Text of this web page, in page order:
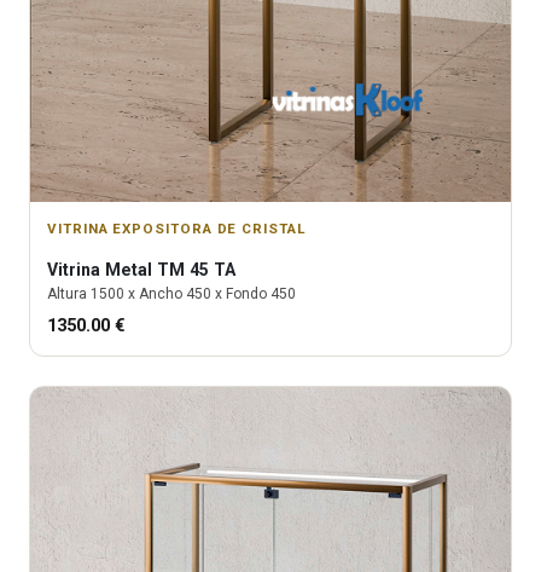
VITRINA EXPOSITORA DE CRISTAL
Vitrina Metal TM 45 TA
Altura 1500 x Ancho 450 x Fondo 450
1350.00 €